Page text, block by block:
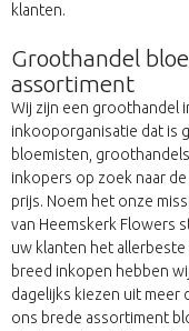
klanten.
Groothandel
assortiment
Wij zijn een groothandel
inkooporganisatie dat is
bloemisten,
inkopers op zoek naar
prijs. Noem het onze
van Heemskerk Flowers
uw klanten het
breed inkopen hebben
dagelijks kiezen uit meer
ons brede assortiment